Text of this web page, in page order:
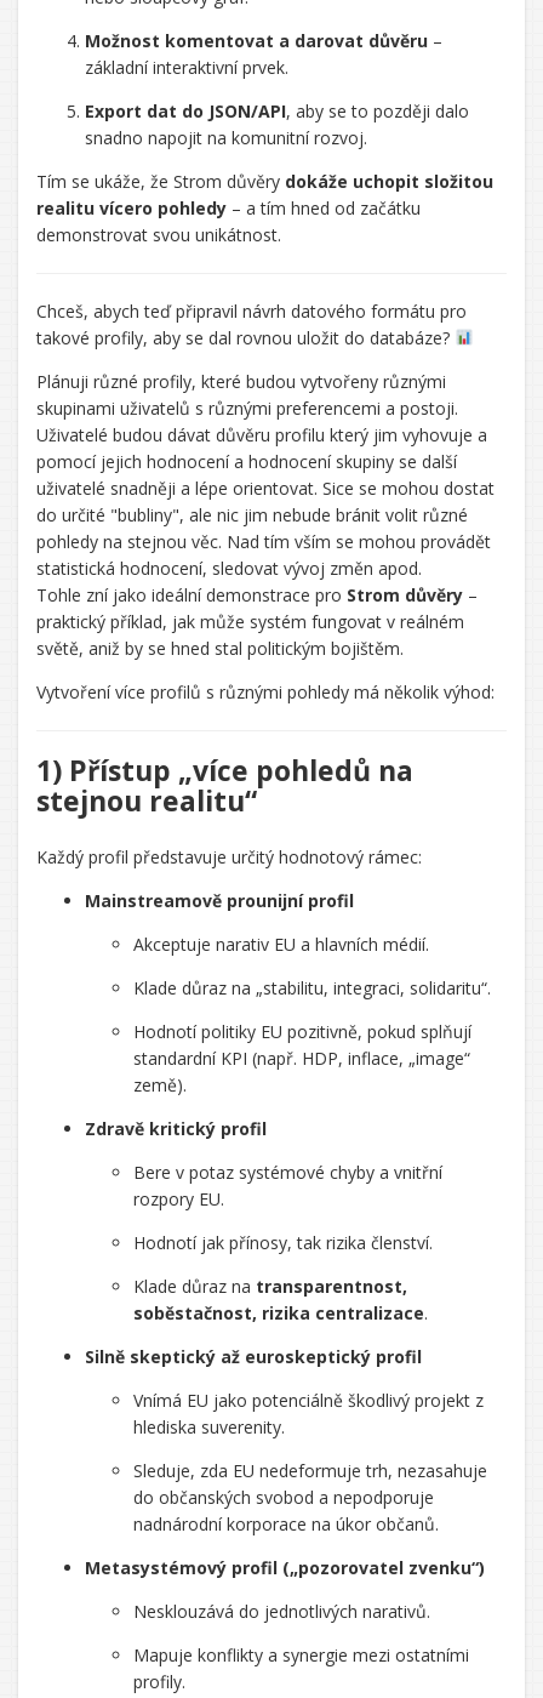
Možnost komentovat a darovat důvěru –
základní interaktivní prvek.
Export dat do JSON/API, aby se to později dalo
snadno napojit na komunitní rozvoj.
Tím se ukáže, že Strom důvěry dokáže uchopit složitou
realitu vícero pohledy – a tím hned od začátku
demonstrovat svou unikátnost.
Chceš, abych teď připravil návrh datového formátu pro
takové profily, aby se dal rovnou uložit do databáze?
Řekl/a
jsi:
Plánuji různé profily, které budou vytvořeny různými
skupinami uživatelů s různými preferencemi a postoji.
Uživatelé budou dávat důvěru profilu který jim vyhovuje a
pomocí jejich hodnocení a hodnocení skupiny se další
uživatelé snadněji a lépe orientovat. Sice se mohou dostat
do určité "bubliny", ale nic jim nebude bránit volit různé
pohledy na stejnou věc. Nad tím vším se mohou provádět
statistická hodnocení, sledovat vývoj změn apod.
CHATGPT
ŘEKL:
Tohle zní jako ideální demonstrace pro Strom důvěry –
praktický příklad, jak může systém fungovat v reálném
světě, aniž by se hned stal politickým bojištěm.
Vytvoření více profilů s různými pohledy má několik výhod:
1) Přístup „více pohledů na
stejnou realitu“
Každý profil představuje určitý hodnotový rámec:
Mainstreamově prounijní profil
Akceptuje narativ EU a hlavních médií.
Klade důraz na „stabilitu, integraci, solidaritu“.
Hodnotí politiky EU pozitivně, pokud splňují
standardní KPI (např. HDP, inflace, „image“
země).
Zdravě kritický profil
Bere v potaz systémové chyby a vnitřní
rozpory EU.
Hodnotí jak přínosy, tak rizika členství.
Klade důraz na transparentnost,
soběstačnost, rizika centralizace.
Silně skeptický až euroskeptický profil
Vnímá EU jako potenciálně škodlivý projekt z
hlediska suverenity.
Sleduje, zda EU nedeformuje trh, nezasahuje
do občanských svobod a nepodporuje
nadnárodní korporace na úkor občanů.
Metasystémový profil („pozorovatel zvenku“)
Nesklouzává do jednotlivých narativů.
Mapuje konflikty a synergie mezi ostatními
profily.